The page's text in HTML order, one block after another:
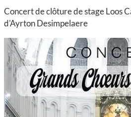
CULTURE, SPORT,
CCAS, SOLIDARITÉ ET
POLICE MUNICIPALE
Concert de clôture de stage Loos
d'Ayrton Desimpelaere